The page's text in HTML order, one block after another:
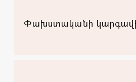
Փախստականի